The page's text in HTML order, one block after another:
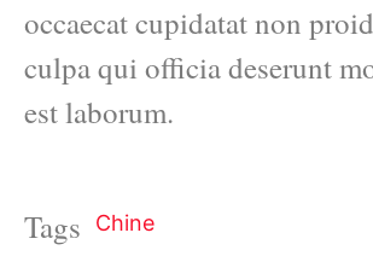
occaecat cupidatat non
culpa qui officia deserunt
est laborum.
Tags Chine